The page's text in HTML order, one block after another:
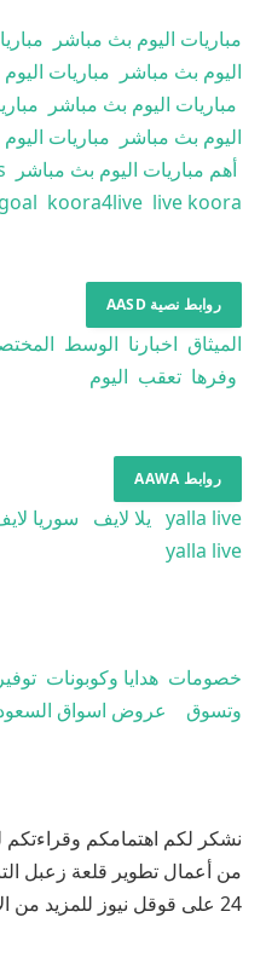
مباريات اليوم بث مباشر
اليوم بث مباشر مباريات
مباريات اليوم بث مباشر
اليوم بث مباشر مباريات
أهم مباريات اليوم بث مباشر
goal koora4live live koora
روابط نصية AASD
الميثاق اخبارنا الوسط
وفرها تعقب اليوم
روابط AAWA
yalla live يلا لايف سوريا
yalla live
خصومات هدايا وكوبونات
وتسوق
عروض اسواق
من أعمال تطوير قلعة زعبل
24 على قوقل نيوز للمزيد من الأخبار